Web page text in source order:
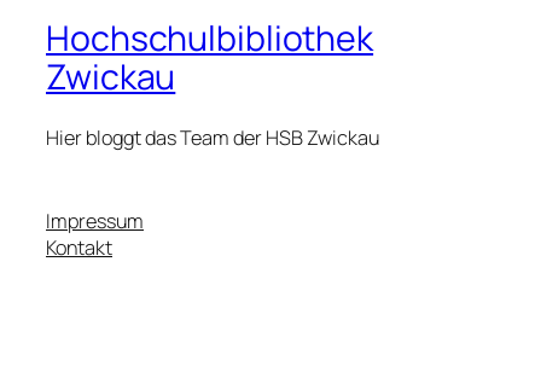
Hochschulbibliothek
Zwickau
Hier bloggt das Team der HSB Zwickau
Impressum
Kontakt